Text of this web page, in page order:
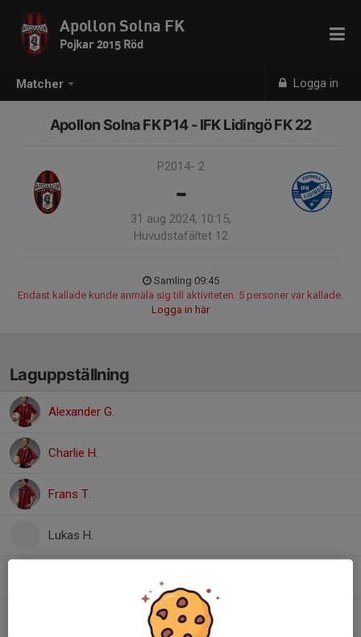
Matcher Logga in
Apollon Solna FK
Pojkar 2015 Röd
Apollon Solna FK P14 - IFK Lidingö FK 22
P2014- 2
-
31 aug 2024, 10:15,
Huvudstafältet 12
Samling 09:45
Endast kallade kunde anmäla sig till aktiviteten. 5 personer var kallade.
Logga in här
Laguppställning
Alexander G.
Charlie H.
Frans T.
Lukas H.